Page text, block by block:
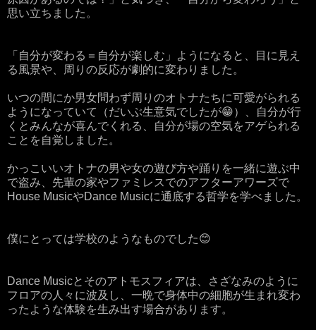
思い立ちました。
「自分が変わる＝自分が楽しむ」ようになると、目に見え
る風景や、周りの反応が劇的に変わりました。
いつの間にか男女問わず周りのオトナたちに可愛がられる
ようになっていて（だいぶ生意気でしたが😁）、自分が行
くとみんなが喜んでくれる、自分が場の空気をアゲられる
ことを自覚しました。
かっこいいオトナの男や女の遊び方や踊りを一緒に遊ぶ中
で盗み、先輩の家やファミレスでのアフターアワーズで
House MusicやDance Musicに通底する哲学を学べました。
僕にとっては学校のようなものでした😊
Dance Musicとそのアトモスフィアは、さざなみのように
フロアの人々に波及し、一晩で身体中の細胞が生まれ変わ
ったような体験を生み出す場合があります。